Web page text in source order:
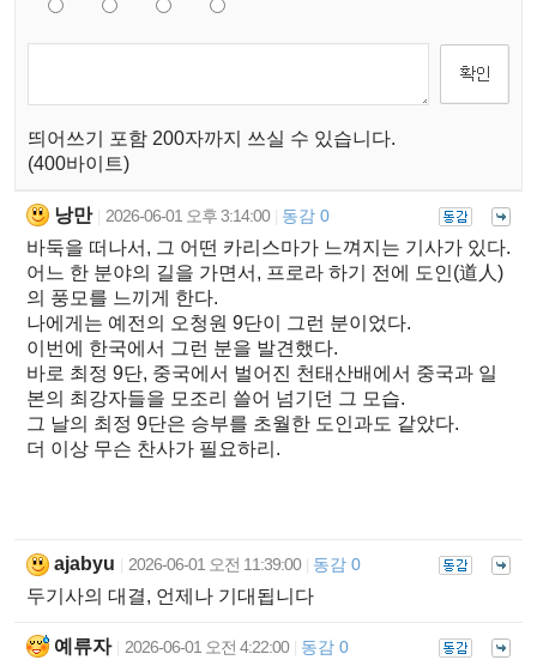
띄어쓰기 포함 200자까지 쓰실 수 있습니다.
(400바이트)
낭만 2026-06-01 오후 3:14:00 동감 0
바둑을 떠나서, 그 어떤 카리스마가 느껴지는 기사가 있다.
어느 한 분야의 길을 가면서, 프로라 하기 전에 도인(道人)
의 풍모를 느끼게 한다.
나에게는 예전의 오청원 9단이 그런 분이었다.
이번에 한국에서 그런 분을 발견했다.
바로 최정 9단, 중국에서 벌어진 천태산배에서 중국과 일
본의 최강자들을 모조리 쓸어 넘기던 그 모습.
그 날의 최정 9단은 승부를 초월한 도인과도 같았다.
더 이상 무슨 찬사가 필요하리.
ajabyu 2026-06-01 오전 11:39:00 동감 0
두기사의 대결, 언제나 기대됩니다
예류자 2026-06-01 오전 4:22:00 동감 0